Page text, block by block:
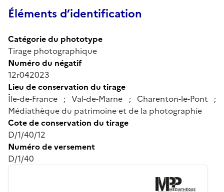
Éléments d’identification
Catégorie du phototype
Tirage photographique
Numéro du négatif
12r042023
Lieu de conservation du tirage
Île-de-France ; Val-de-Marne ; Charenton-le-Pont ;
Médiathèque du patrimoine et de la photographie
Cote de conservation du tirage
D/1/40/12
Numéro de versement
D/1/40